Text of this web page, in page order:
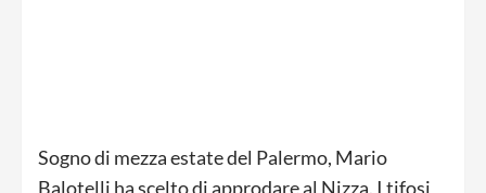
Sogno di mezza estate del Palermo, Mario
Balotelli ha scelto di approdare al Nizza. I tifosi